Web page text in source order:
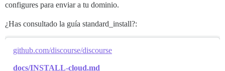
configures para enviar a tu dominio.
¿Has consultado la guía standard_install?:
github.com/discourse/discourse
docs/INSTALL-cloud.md